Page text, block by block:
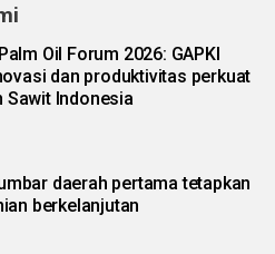
Oil Forum 2026: GAPKI
dan produktivitas perkuat
Sawit Indonesia
daerah pertama tetapkan
berkelanjutan